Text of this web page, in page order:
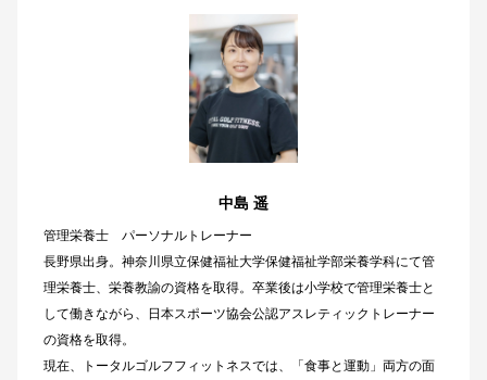
中島 遥
管理栄養士 パーソナルトレーナー
長野県出身。神奈川県立保健福祉大学保健福祉学部栄養学科にて管
理栄養士、栄養教諭の資格を取得。卒業後は小学校で管理栄養士と
して働きながら、日本スポーツ協会公認アスレティックトレーナー
の資格を取得。
現在、トータルゴルフフィットネスでは、「食事と運動」両方の面